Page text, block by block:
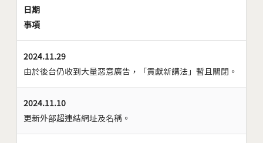
日期
事項
2024.11.29
由於後台仍收到大量惡意廣告，「貢獻新講法」暫且關閉。
2024.11.10
更新外部超連結網址及名稱。